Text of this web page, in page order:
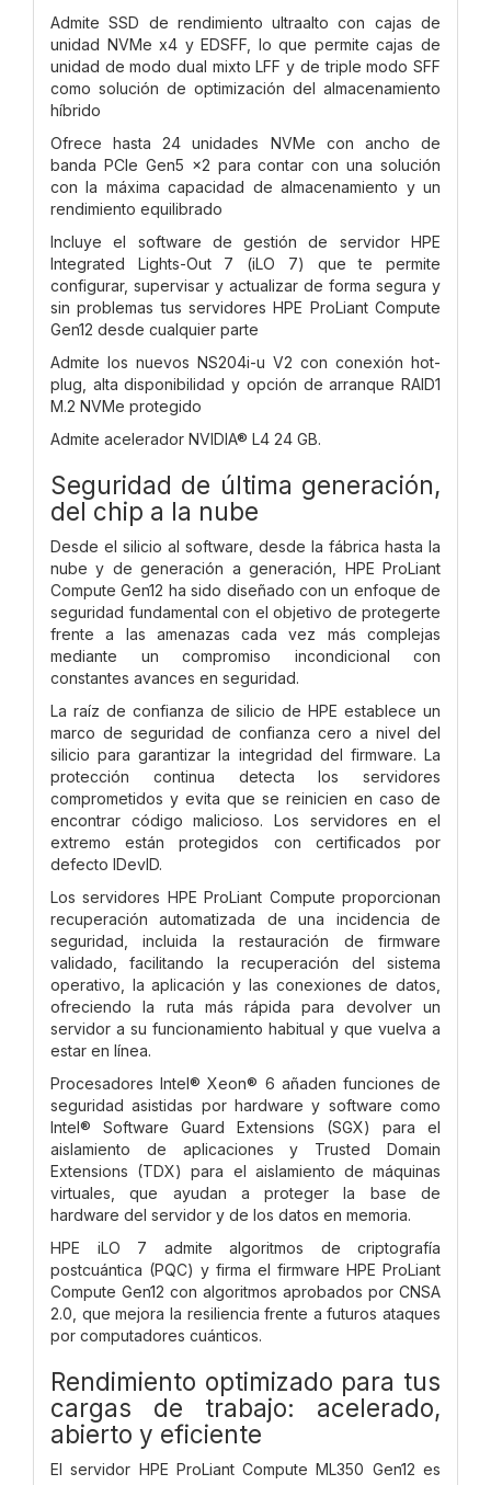
Admite SSD de rendimiento ultraalto con cajas de
unidad NVMe x4 y EDSFF, lo que permite cajas de
unidad de modo dual mixto LFF y de triple modo SFF
como solución de optimización del almacenamiento
híbrido
Ofrece hasta 24 unidades NVMe con ancho de
banda PCIe Gen5 x2 para contar con una solución
con la máxima capacidad de almacenamiento y un
rendimiento equilibrado
Incluye el software de gestión de servidor HPE
Integrated Lights-Out 7 (iLO 7) que te permite
configurar, supervisar y actualizar de forma segura y
sin problemas tus servidores HPE ProLiant Compute
Gen12 desde cualquier parte
Admite los nuevos NS204i-u V2 con conexión hot-
plug, alta disponibilidad y opción de arranque RAID1
M.2 NVMe protegido
Admite acelerador NVIDIA® L4 24 GB.
Seguridad de última generación,
del chip a la nube
Desde el silicio al software, desde la fábrica hasta la
nube y de generación a generación, HPE ProLiant
Compute Gen12 ha sido diseñado con un enfoque de
seguridad fundamental con el objetivo de protegerte
frente a las amenazas cada vez más complejas
mediante un compromiso incondicional con
constantes avances en seguridad.
La raíz de confianza de silicio de HPE establece un
marco de seguridad de confianza cero a nivel del
silicio para garantizar la integridad del firmware. La
protección continua detecta los servidores
comprometidos y evita que se reinicien en caso de
encontrar código malicioso. Los servidores en el
extremo están protegidos con certificados por
defecto IDevID.
Los servidores HPE ProLiant Compute proporcionan
recuperación automatizada de una incidencia de
seguridad, incluida la restauración de firmware
validado, facilitando la recuperación del sistema
operativo, la aplicación y las conexiones de datos,
ofreciendo la ruta más rápida para devolver un
servidor a su funcionamiento habitual y que vuelva a
estar en línea.
Procesadores Intel® Xeon® 6 añaden funciones de
seguridad asistidas por hardware y software como
Intel® Software Guard Extensions (SGX) para el
aislamiento de aplicaciones y Trusted Domain
Extensions (TDX) para el aislamiento de máquinas
virtuales, que ayudan a proteger la base de
hardware del servidor y de los datos en memoria.
HPE iLO 7 admite algoritmos de criptografía
postcuántica (PQC) y firma el firmware HPE ProLiant
Compute Gen12 con algoritmos aprobados por CNSA
2.0, que mejora la resiliencia frente a futuros ataques
por computadores cuánticos.
Rendimiento optimizado para tus
cargas de trabajo: acelerado,
abierto y eficiente
El servidor HPE ProLiant Compute ML350 Gen12 es